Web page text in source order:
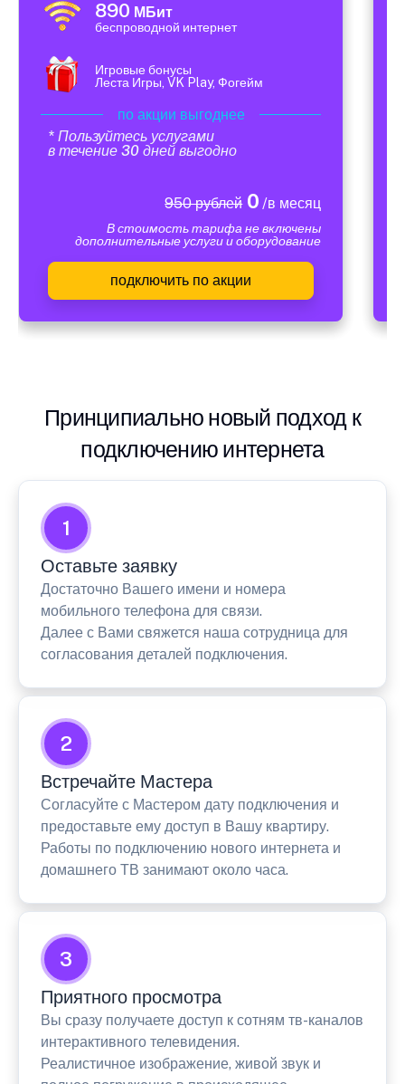
890 МБит
беспроводной интернет
Игровые бонусы
Леста Игры, VK Play, Фогейм
по акции выгоднее
* Пользуйтесь услугами
в течение 30 дней выгодно
950 рублей0 /в месяц
В стоимость тарифа не включены
дополнительные услуги и оборудование
подключить по акции
Принципиально новый подход к
подключению интернета
1
Оставьте заявку
Достаточно Вашего имени и номера
мобильного телефона для связи.
Далее с Вами свяжется наша сотрудница для
согласования деталей подключения.
2
Встречайте Мастера
Согласуйте с Мастером дату подключения и
предоставьте ему доступ в Вашу квартиру.
Работы по подключению нового интернета и
домашнего ТВ занимают около часа.
3
Приятного просмотра
Вы сразу получаете доступ к сотням тв-каналов
интерактивного телевидения.
Реалистичное изображение, живой звук и